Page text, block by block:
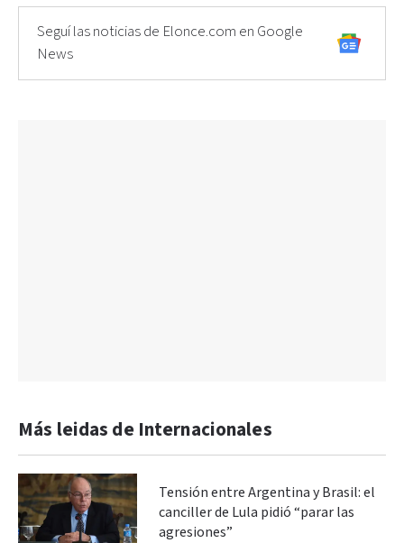
Seguí las noticias de Elonce.com en Google
News
Más leidas de Internacionales
Tensión entre Argentina y Brasil: el
canciller de Lula pidió “parar las
agresiones”